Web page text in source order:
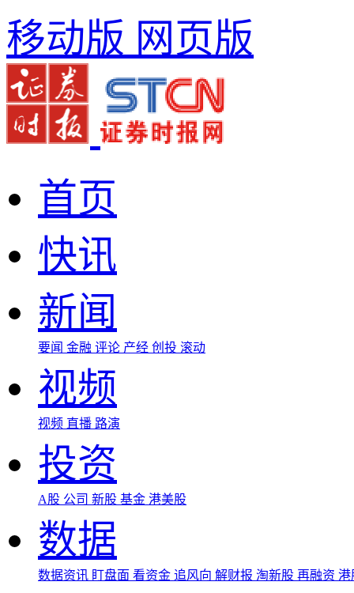
移动版 网页版
首页
快讯
新闻
要闻 金融 评论 产经 创投 滚动
视频
视频 直播 路演
投资
A股 公司 新股 基金 港美股
数据
数据资讯 盯盘面 看资金 追风向 解财报 淘新股 再融资